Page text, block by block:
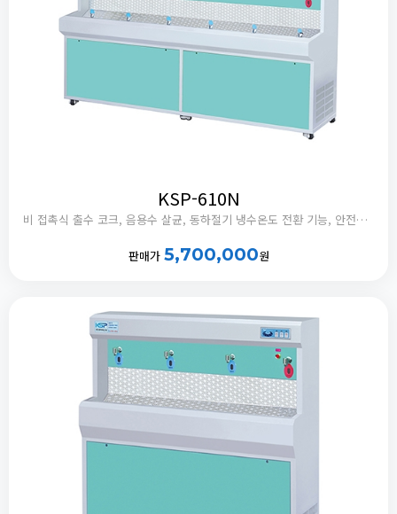
KSP-610N
비 접촉식 출수 코크, 음용수 살균, 동하절기 냉수온도 전환 기능, 안전버블러 부착, 정체수 자동 배출타이머 내장
판매가 5,700,000원